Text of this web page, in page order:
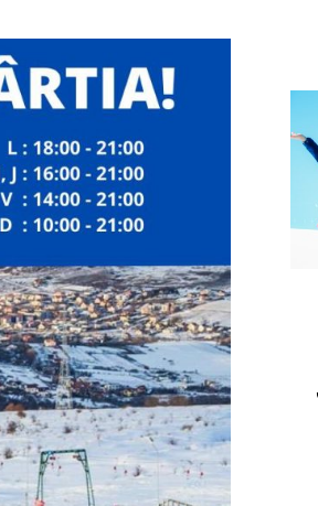
Editorial
Winter Tour și
reîntâlnirea cu
muntele, la
Transalpina. Next
Buscat